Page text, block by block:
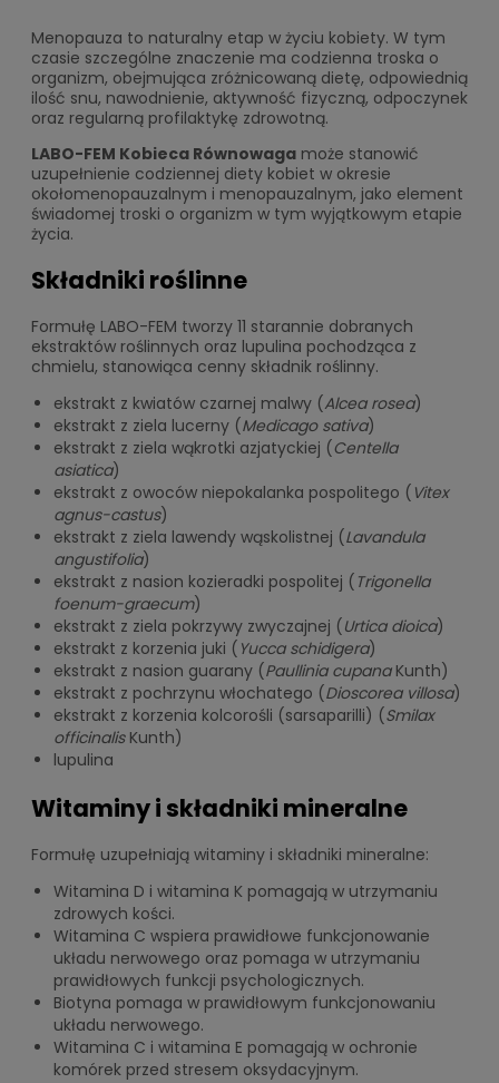
Menopauza to naturalny etap w życiu kobiety. W tym
czasie szczególne znaczenie ma codzienna troska o
organizm, obejmująca zróżnicowaną dietę, odpowiednią
ilość snu, nawodnienie, aktywność fizyczną, odpoczynek
oraz regularną profilaktykę zdrowotną.
LABO-FEM Kobieca Równowaga może stanowić
uzupełnienie codziennej diety kobiet w okresie
okołomenopauzalnym i menopauzalnym, jako element
świadomej troski o organizm w tym wyjątkowym etapie
życia.
Składniki roślinne
Formułę LABO-FEM tworzy 11 starannie dobranych
ekstraktów roślinnych oraz lupulina pochodząca z
chmielu, stanowiąca cenny składnik roślinny.
ekstrakt z kwiatów czarnej malwy (Alcea rosea)
ekstrakt z ziela lucerny (Medicago sativa)
ekstrakt z ziela wąkrotki azjatyckiej (Centella
asiatica)
ekstrakt z owoców niepokalanka pospolitego ( Vitex
agnus-castus)
ekstrakt z ziela lawendy wąskolistnej (Lavandula
angustifolia)
ekstrakt z nasion kozieradki pospolitej ( Trigonella
foenum-graecum)
ekstrakt z ziela pokrzywy zwyczajnej ( Urtica dioica)
ekstrakt z korzenia juki ( Yucca schidigera)
ekstrakt z nasion guarany (Paullinia cupanaKunth)
ekstrakt z pochrzynu włochatego (Dioscorea villosa)
ekstrakt z korzenia kolcorośli (sarsaparilli) (Smilax
officinalisKunth)
lupulina
Witaminy i składniki mineralne
Formułę uzupełniają witaminy i składniki mineralne:
Witamina D i witamina K pomagają w utrzymaniu
zdrowych kości.
Witamina C wspiera prawidłowe funkcjonowanie
układu nerwowego oraz pomaga w utrzymaniu
prawidłowych funkcji psychologicznych.
Biotyna pomaga w prawidłowym funkcjonowaniu
układu nerwowego.
Witamina C i witamina E pomagają w ochronie
komórek przed stresem oksydacyjnym.